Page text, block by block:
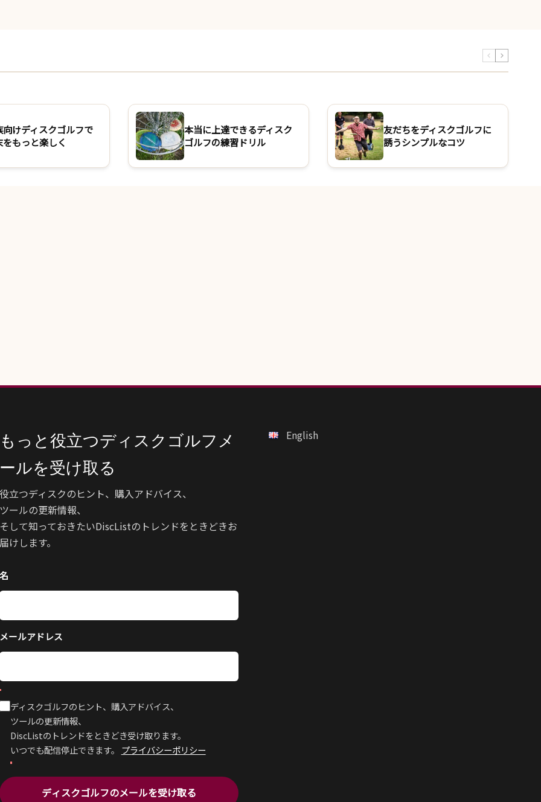
向けディスクゴルフで
をもっと楽しく
本当に上達できるディスク
ゴルフの練習ドリル
友だちをディスクゴルフに
誘うシンプルなコツ
っと役立つディスクゴルフメ
ルを受け取る
立つディスクのヒント、購入アドバイス、
ールの更新情報、
して知っておきたいDiscListのトレンドをときどきお
けします。
ールアドレス
ディスクゴルフのヒント、購入アドバイス、
ツールの更新情報、
DiscListのトレンドをときどき受け取ります。
いつでも配信停止できます。 プライバシーポリシー
ディスクゴルフのメールを受け取る
English